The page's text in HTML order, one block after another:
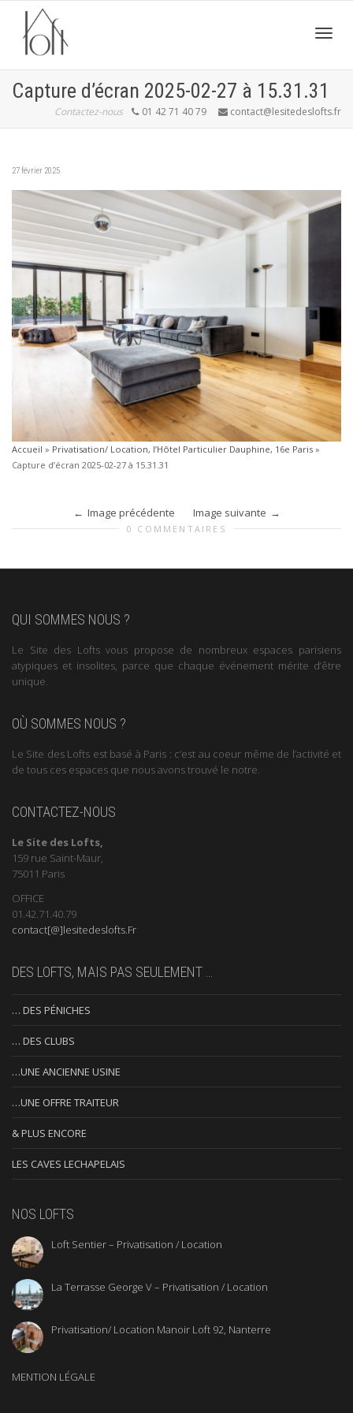
Capture d’écran 2025-02-27 à 15.31.31
Contactez-nous 01 42 71 40 79 contact@lesitedeslofts.fr
27 février 2025
Accueil » Privatisation/ Location, l’Hôtel Particulier Dauphine, 16e Paris »
Capture d’écran 2025-02-27 à 15.31.31
Image précédente Image suivante
0 COMMENTAIRES
QUI SOMMES NOUS ?
Le Site des Lofts vous propose de nombreux espaces parisiens
atypiques et insolites, parce que chaque événement mérite d’être
unique.
OÙ SOMMES NOUS ?
Le Site des Lofts est basé à Paris : c’est au coeur même de l’activité et
de tous ces espaces que nous avons trouvé le notre.
CONTACTEZ-NOUS
Le Site des Lofts,
159 rue Saint-Maur,
75011 Paris
OFFICE
01.42.71.40.79
contact[@]lesitedeslofts.Fr
DES LOFTS, MAIS PAS SEULEMENT …
… DES PÉNICHES
… DES CLUBS
…UNE ANCIENNE USINE
…UNE OFFRE TRAITEUR
& PLUS ENCORE
LES CAVES LECHAPELAIS
NOS LOFTS
Loft Sentier – Privatisation / Location
La Terrasse George V – Privatisation / Location
Privatisation/ Location Manoir Loft 92, Nanterre
MENTION LÉGALE